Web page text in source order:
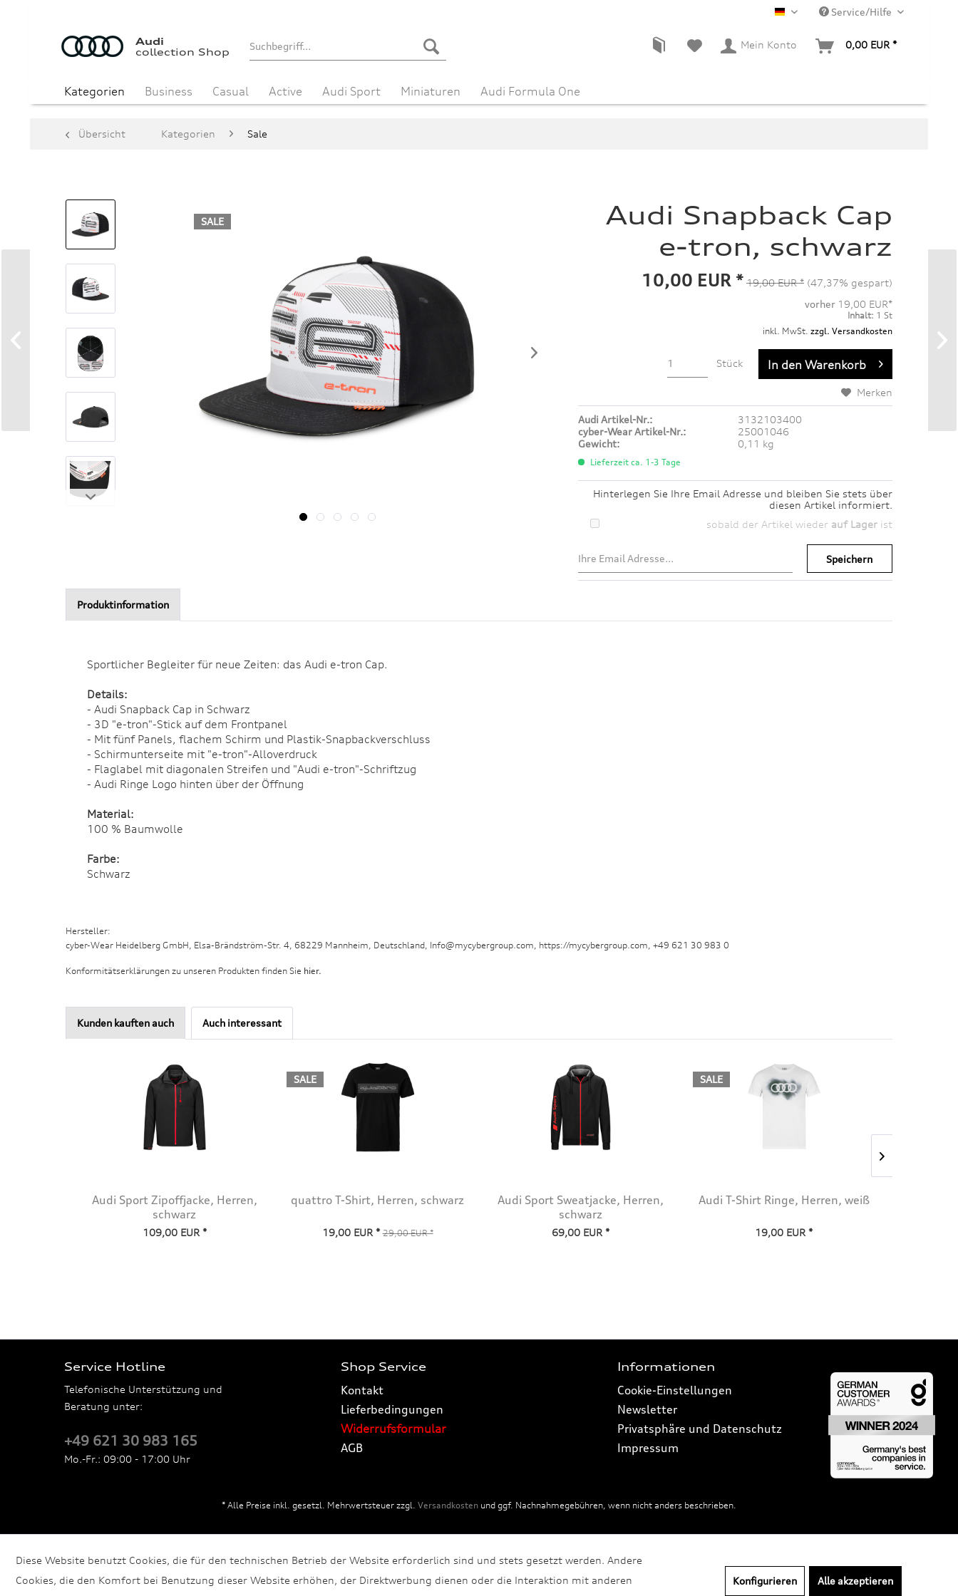
DE Service/Hilfe
Audi
collection Shop
Mein Konto 0,00 EUR *
Kategorien Business Casual Active Audi Sport Miniaturen Audi Formula One
Übersicht Kategorien Sale
SALE
Audi Snapback Cap
e-tron, schwarz
10,00 EUR * 19,00 EUR * (47,37% gespart)
vorher 19,00 EUR*
Inhalt: 1 St
inkl. MwSt. zzgl. Versandkosten
Stück In den Warenkorb
Merken
Audi Artikel-Nr.:
3132103400
cyber-Wear Artikel-Nr.:
25001046
Gewicht:
0,11 kg
Lieferzeit ca. 1-3 Tage
Hinterlegen Sie Ihre Email Adresse und bleiben Sie stets über
diesen Artikel informiert.
sobald der Artikel wieder auf Lagerist
Speichern
Produktinformation
Sportlicher Begleiter für neue Zeiten: das Audi e-tron Cap.
Details:
- Audi Snapback Cap in Schwarz
- 3D "e-tron"-Stick auf dem Frontpanel
- Mit fünf Panels, flachem Schirm und Plastik-Snapbackverschluss
- Schirmunterseite mit "e-tron"-Alloverdruck
- Flaglabel mit diagonalen Streifen und "Audi e-tron"-Schriftzug
- Audi Ringe Logo hinten über der Öffnung
Material:
100 % Baumwolle
Farbe:
Schwarz
Hersteller:
cyber-Wear Heidelberg GmbH, Elsa-Brändström-Str. 4, 68229 Mannheim, Deutschland, Info@mycybergroup.com, https://mycybergroup.com, +49 621 30 983 0
Konformitätserklärungen zu unseren Produkten finden Sie hier.
Kunden kauften auch Auch interessant
Audi Sport Zipoffjacke, Herren,
schwarz
109,00 EUR *
SALE
quattro T-Shirt, Herren, schwarz
19,00 EUR * 29,00 EUR *
Audi Sport Sweatjacke, Herren,
schwarz
69,00 EUR *
SALE
Audi T-Shirt Ringe, Herren, weiß
19,00 EUR *
Service Hotline
Telefonische Unterstützung und
Beratung unter:
+49 621 30 983 165
Mo.-Fr.: 09:00 - 17:00 Uhr
Shop Service
Kontakt
Lieferbedingungen
Widerrufsformular
AGB
Informationen
Cookie-Einstellungen
Newsletter
Privatsphäre und Datenschutz
Impressum
* Alle Preise inkl. gesetzl. Mehrwertsteuer zzgl. Versandkosten und ggf. Nachnahmegebühren, wenn nicht anders beschrieben.
Diese Website benutzt Cookies, die für den technischen Betrieb der Website erforderlich sind und stets gesetzt werden. Andere
Cookies, die den Komfort bei Benutzung dieser Website erhöhen, der Direktwerbung dienen oder die Interaktion mit anderen
Konfigurieren Alle akzeptieren